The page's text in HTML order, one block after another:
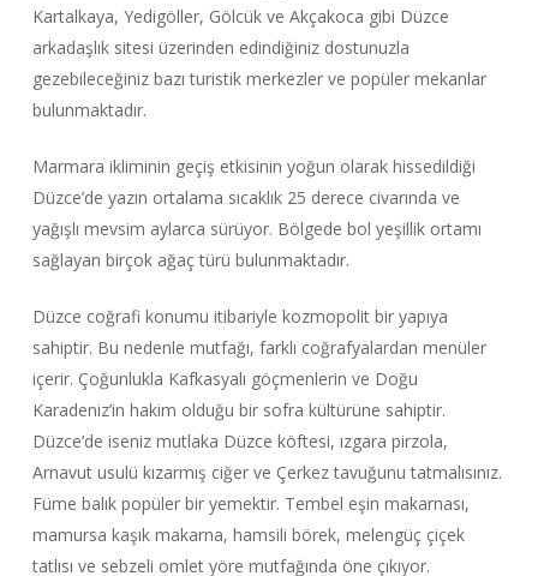
Kartalkaya, Yedigöller, Gölcük ve Akçakoca gibi Düzce
arkadaşlık sitesi üzerinden edindiğiniz dostunuzla
gezebileceğiniz bazı turistik merkezler ve popüler mekanlar
bulunmaktadır.
Marmara ikliminin geçiş etkisinin yoğun olarak hissedildiği
Düzce’de yazın ortalama sıcaklık 25 derece civarında ve
yağışlı mevsim aylarca sürüyor. Bölgede bol yeşillik ortamı
sağlayan birçok ağaç türü bulunmaktadır.
Düzce coğrafi konumu itibariyle kozmopolit bir yapıya
sahiptir. Bu nedenle mutfağı, farklı coğrafyalardan menüler
içerir. Çoğunlukla Kafkasyalı göçmenlerin ve Doğu
Karadeniz’in hakim olduğu bir sofra kültürüne sahiptir.
Düzce’de iseniz mutlaka Düzce köftesi, ızgara pirzola,
Arnavut usulü kızarmış ciğer ve Çerkez tavuğunu tatmalısınız.
Füme balık popüler bir yemektir. Tembel eşin makarnası,
mamursa kaşık makarna, hamsili börek, melengüç çiçek
tatlısı ve sebzeli omlet yöre mutfağında öne çıkıyor.